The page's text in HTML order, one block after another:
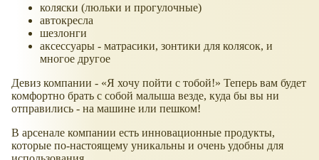
коляски (люльки и прогулочные)
автокресла
шезлонги
аксессуары - матрасики, зонтики для колясок, и
многое другое
Девиз компании -
Я хочу пойти с тобой!
Теперь вам будет
комфортно брать с собой малыша везде, куда бы вы ни
отправились - на машине или пешком!
В арсенале компании есть инновационные продукты,
которые по-настоящему уникальны и очень удобны для